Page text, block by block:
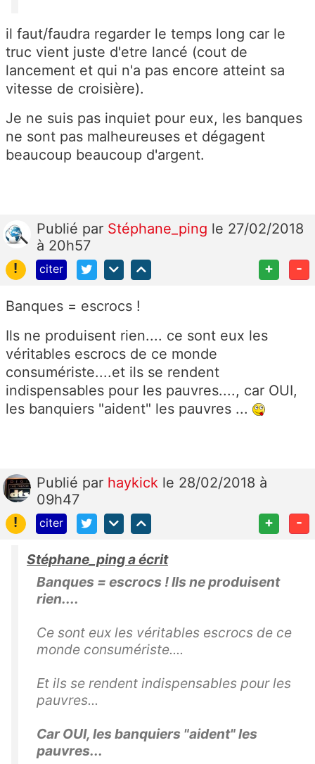
il faut/faudra regarder le temps long car le
truc vient juste d'etre lancé (cout de
lancement et qui n'a pas encore atteint sa
vitesse de croisière).
Je ne suis pas inquiet pour eux, les banques
ne sont pas malheureuses et dégagent
beaucoup beaucoup d'argent.
Publié par Stéphane_ping le 27/02/2018
à 20h57
!
citer + -
Banques = escrocs !
Ils ne produisent rien.... ce sont eux les
véritables escrocs de ce monde
consumériste....et ils se rendent
indispensables pour les pauvres...., car OUI,
les banquiers "aident" les pauvres ...
Publié par haykick le 28/02/2018 à
09h47
!
citer + -
Stéphane_ping a écrit
Banques = escrocs ! Ils ne produisent
rien....
Ce sont eux les véritables escrocs de ce
monde consumériste....
Et ils se rendent indispensables pour les
pauvres...
Car OUI, les banquiers "aident" les
pauvres...